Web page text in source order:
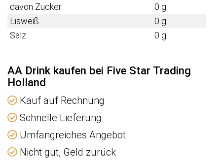
davon Zucker
0 g
Eisweiß
0 g
Salz
0 g
AA Drink kaufen bei Five Star Trading
Holland
Kauf auf Rechnung
Schnelle Lieferung
Umfangreiches Angebot
Nicht gut, Geld zurück